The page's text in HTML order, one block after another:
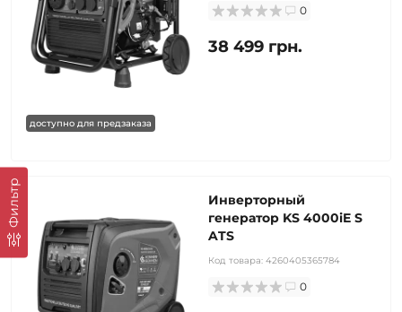
Фильтр
доступно для предзаказа
0
38 499 грн.
Инверторный
генератор KS 4000iE S
ATS
Код товара: 4260405365784
0